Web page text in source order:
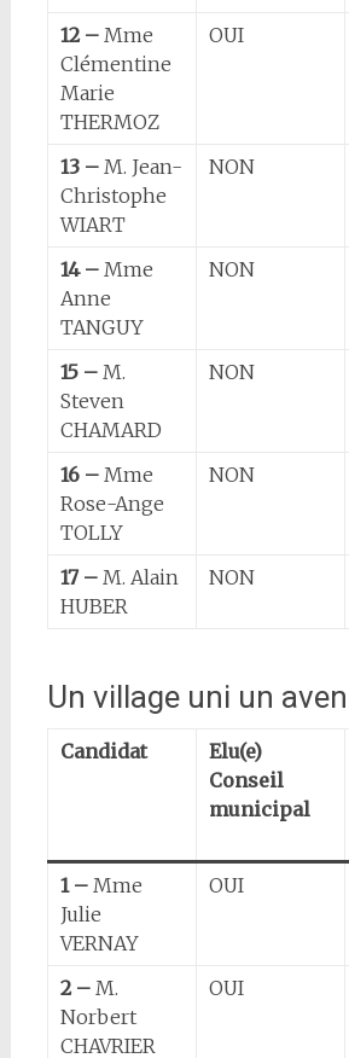
12 – Mme
Clémentine
Marie
THERMOZ
OUI
13 – M. Jean-
Christophe
WIART
NON
14 – Mme
Anne
TANGUY
NON
15 – M.
Steven
CHAMARD
NON
16 – Mme
Rose-Ange
TOLLY
NON
17 – M. Alain
HUBER
NON
Un village uni un
Candidat
Elu(e)
Conseil
municipal
1 – Mme
Julie
VERNAY
OUI
2 – M.
Norbert
CHAVRIER
OUI